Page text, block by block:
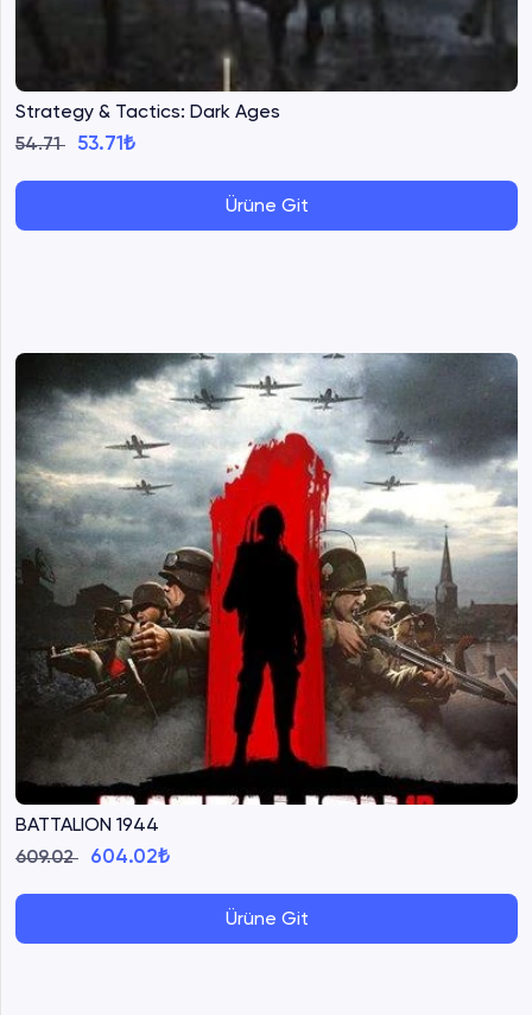
Strategy & Tactics: Dark Ages
54.71 53.71₺
Ürüne Git
BATTALION 1944
609.02 604.02₺
Ürüne Git